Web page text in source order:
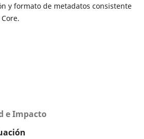
y formato de metadatos consistente
e Impacto